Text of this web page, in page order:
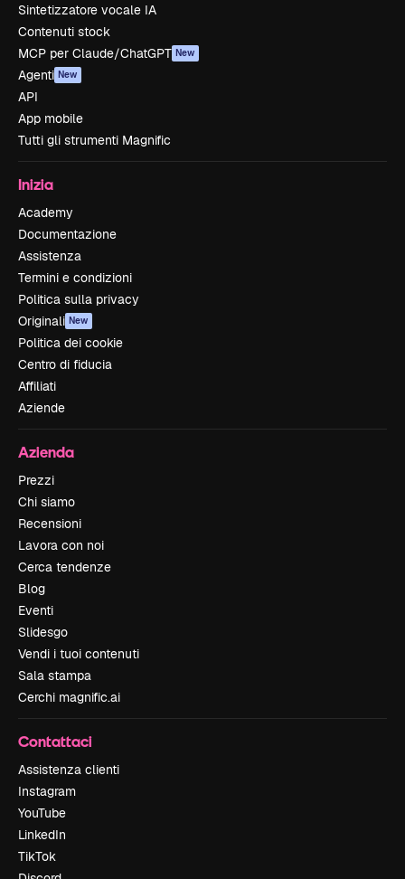
Sintetizzatore vocale IA
Contenuti stock
MCP per Claude/ChatGPT New
Agenti New
API
App mobile
Tutti gli strumenti Magnific
Inizia
Academy
Documentazione
Assistenza
Termini e condizioni
Politica sulla privacy
Originali New
Politica dei cookie
Centro di fiducia
Affiliati
Aziende
Azienda
Prezzi
Chi siamo
Recensioni
Lavora con noi
Cerca tendenze
Blog
Eventi
Slidesgo
Vendi i tuoi contenuti
Sala stampa
Cerchi magnific.ai
Contattaci
Assistenza clienti
Instagram
YouTube
LinkedIn
TikTok